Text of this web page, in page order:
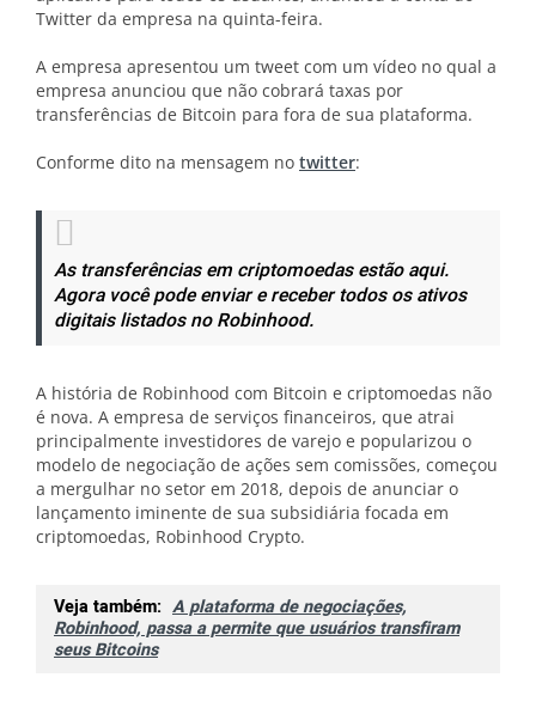
Twitter da empresa na quinta-feira.
A empresa apresentou um tweet com um vídeo no qual a
empresa anunciou que não cobrará taxas por
transferências de Bitcoin para fora de sua plataforma.
Conforme dito na mensagem no twitter:
As transferências em criptomoedas estão aqui.
Agora você pode enviar e receber todos os ativos
digitais listados no Robinhood.
A história de Robinhood com Bitcoin e criptomoedas não
é nova. A empresa de serviços financeiros, que atrai
principalmente investidores de varejo e popularizou o
modelo de negociação de ações sem comissões, começou
a mergulhar no setor em 2018, depois de anunciar o
lançamento iminente de sua subsidiária focada em
criptomoedas, Robinhood Crypto.
Veja também: A plataforma de negociações,
Robinhood, passa a permite que usuários transfiram
seus Bitcoins